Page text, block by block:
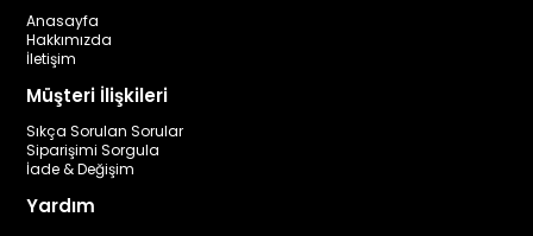
Anasayfa
Hakkımızda
İletişim
Müşteri İlişkileri
Sıkça Sorulan Sorular
Siparişimi Sorgula
İade & Değişim
Yardım